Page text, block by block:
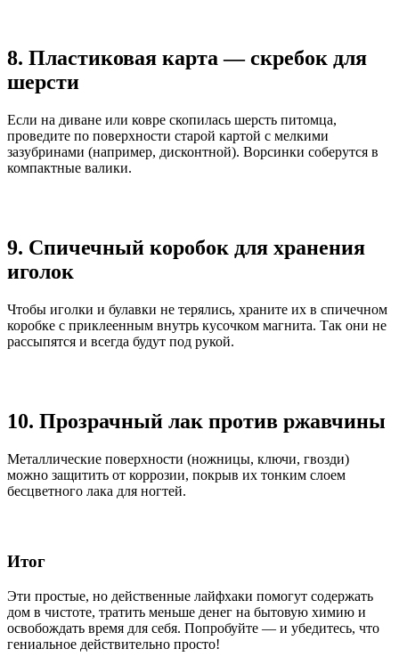
8. Пластиковая карта — скребок для
шерсти
Если на диване или ковре скопилась шерсть питомца,
проведите по поверхности старой картой с мелкими
зазубринами (например, дисконтной). Ворсинки соберутся в
компактные валики.
9. Спичечный коробок для хранения
иголок
Чтобы иголки и булавки не терялись, храните их в спичечном
коробке с приклеенным внутрь кусочком магнита. Так они не
рассыпятся и всегда будут под рукой.
10. Прозрачный лак против ржавчины
Металлические поверхности (ножницы, ключи, гвозди)
можно защитить от коррозии, покрыв их тонким слоем
бесцветного лака для ногтей.
Итог
Эти простые, но действенные лайфхаки помогут содержать
дом в чистоте, тратить меньше денег на бытовую химию и
освобождать время для себя. Попробуйте — и убедитесь, что
гениальное действительно просто!